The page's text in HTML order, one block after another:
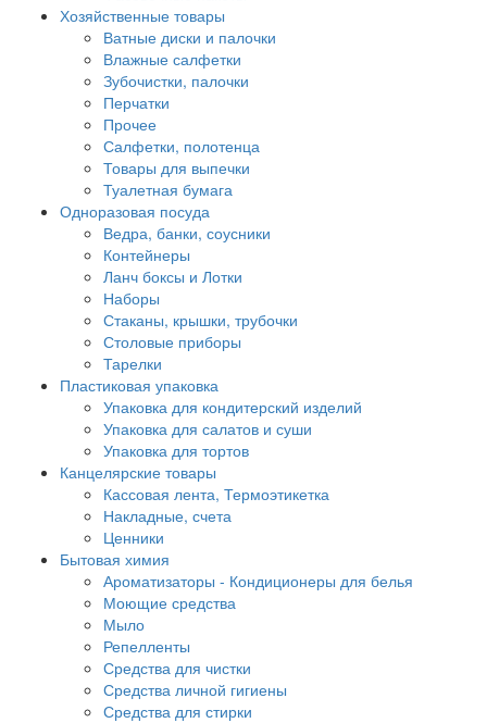
Хозяйственные товары
Ватные диски и палочки
Влажные салфетки
Зубочистки, палочки
Перчатки
Прочее
Салфетки, полотенца
Товары для выпечки
Туалетная бумага
Одноразовая посуда
Ведра, банки, соусники
Контейнеры
Ланч боксы и Лотки
Наборы
Стаканы, крышки, трубочки
Столовые приборы
Тарелки
Пластиковая упаковка
Упаковка для кондитерский изделий
Упаковка для салатов и суши
Упаковка для тортов
Канцелярские товары
Кассовая лента, Термоэтикетка
Накладные, счета
Ценники
Бытовая химия
Ароматизаторы - Кондиционеры для белья
Моющие средства
Мыло
Репелленты
Средства для чистки
Средства личной гигиены
Средства для стирки